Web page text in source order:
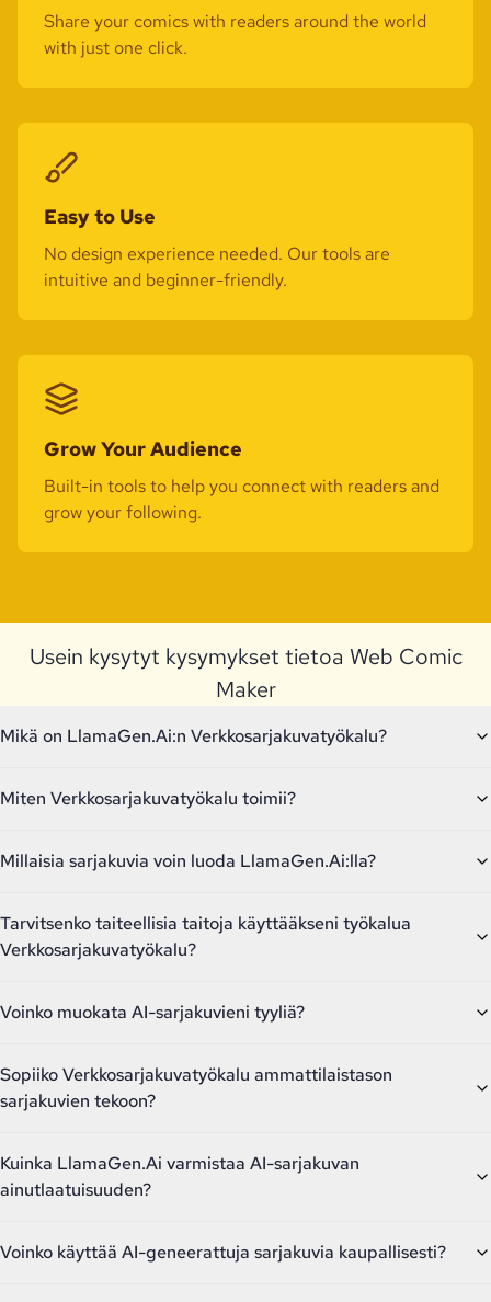
Share your comics with readers around the world
with just one click.
Easy to Use
No design experience needed. Our tools are
intuitive and beginner-friendly.
Grow Your Audience
Built-in tools to help you connect with readers and
grow your following.
Usein kysytyt kysymykset tietoa Web Comic
Maker
Mikä on LlamaGen.Ai:n Verkkosarjakuvatyökalu?
Miten Verkkosarjakuvatyökalu toimii?
Millaisia sarjakuvia voin luoda LlamaGen.Ai:lla?
Tarvitsenko taiteellisia taitoja käyttääkseni työkalua
Verkkosarjakuvatyökalu?
Voinko muokata AI-sarjakuvieni tyyliä?
Sopiiko Verkkosarjakuvatyökalu ammattilaistason
sarjakuvien tekoon?
Kuinka LlamaGen.Ai varmistaa AI-sarjakuvan
ainutlaatuisuuden?
Voinko käyttää AI-geneerattuja sarjakuvia kaupallisesti?